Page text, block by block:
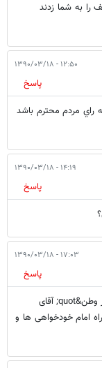
را به شما زدند
۱۲:۵۰ - ۱۳۹۰/۰۳/۱۸
پاسخ
راي مردم محترم باشد
۱۴:۱۹ - ۱۳۹۰/۰۳/۱۸
پاسخ
۱۷:۰۳ - ۱۳۹۰/۰۳/۱۸
پاسخ
زنده باد علی مطهری. ضمنا دوست گرامی &quot;دلسوز وطن&quot; آقای
امام خودخواهی ها و